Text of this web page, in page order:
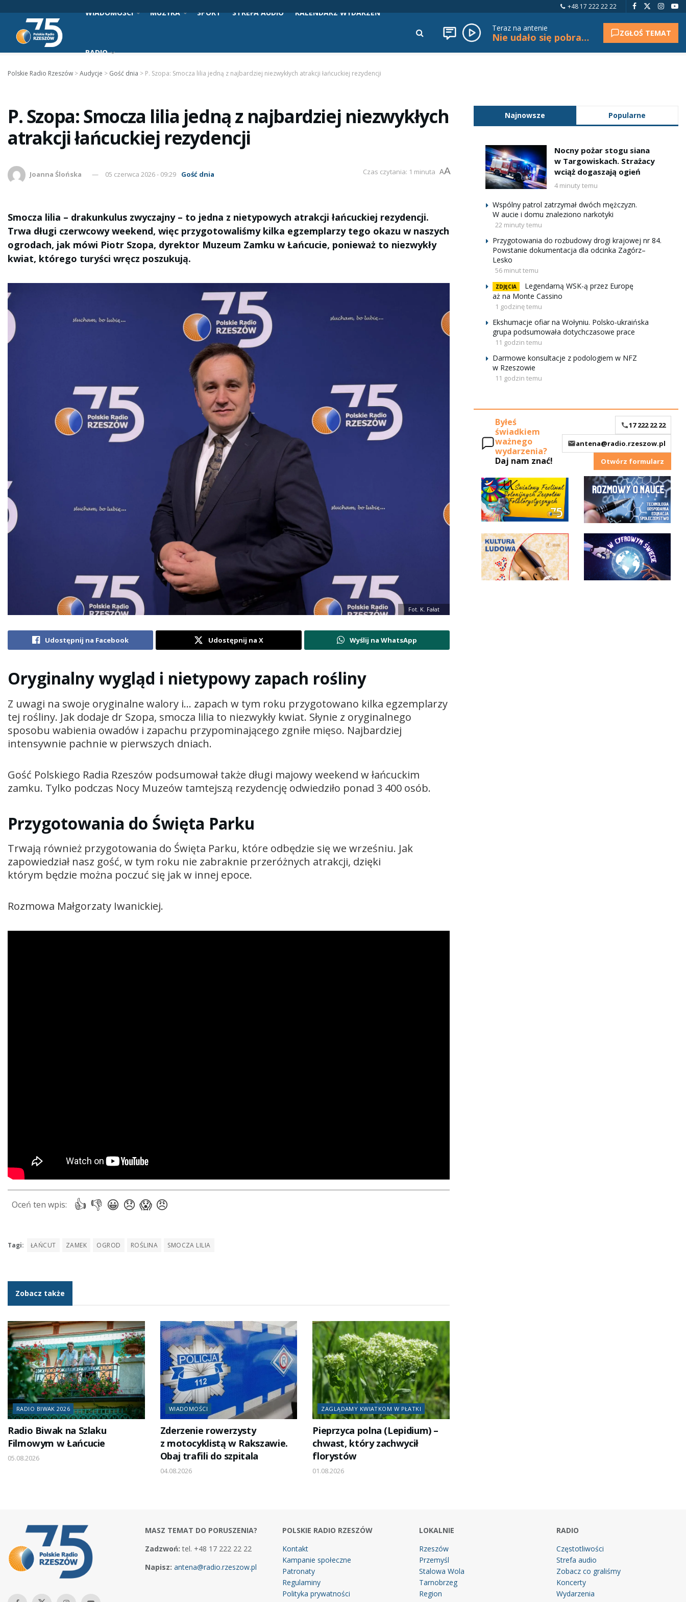
+48 17 222 22 22
WIADOMOŚCI MUZYKA SPORT STREFA AUDIO KALENDARZ WYDARZEŃ
RADIO
Teraz na antenie
Nie udało się pobrać tytułu. ZGŁOŚ TEMAT
Polskie Radio Rzeszów >Audycje > Gość dnia > P. Szopa: Smocza lilia jedną z najbardziej niezwykłych atrakcji łańcuckiej rezydencji
P. Szopa: Smocza lilia jedną z najbardziej niezwykłych
atrakcji łańcuckiej rezydencji
Joanna Ślońska 05 czerwca 2026 - 09:29 Gość dnia Czas czytania: 1 minuta AA
Smocza lilia – drakunkulus zwyczajny – to jedna z nietypowych atrakcji łańcuckiej rezydencji.
Trwa długi czerwcowy weekend, więc przygotowaliśmy kilka egzemplarzy tego okazu w naszych
ogrodach, jak mówi Piotr Szopa, dyrektor Muzeum Zamku w Łańcucie, ponieważ to niezwykły
kwiat, którego turyści wręcz poszukują.
Fot. K. Fałat
Udostępnij na Facebook Udostępnij na X Wyślij na WhatsApp
Oryginalny wygląd i nietypowy zapach rośliny
Z uwagi na swoje oryginalne walory i… zapach w tym roku przygotowano kilka egzemplarzy
tej rośliny. Jak dodaje dr Szopa, smocza lilia to niezwykły kwiat. Słynie z oryginalnego
sposobu wabienia owadów i zapachu przypominającego zgniłe mięso. Najbardziej
intensywnie pachnie w pierwszych dniach.
Gość Polskiego Radia Rzeszów podsumował także długi majowy weekend w łańcuckim
zamku. Tylko podczas Nocy Muzeów tamtejszą rezydencję odwiedziło ponad 3 400 osób.
Przygotowania do Święta Parku
Trwają również przygotowania do Święta Parku, które odbędzie się we wrześniu. Jak
zapowiedział nasz gość, w tym roku nie zabraknie przeróżnych atrakcji, dzięki
którym będzie można poczuć się jak w innej epoce.
Rozmowa Małgorzaty Iwanickiej.
Tagi: ŁAŃCUT ZAMEK OGROD ROŚLINA SMOCZA LILIA
Zobacz także
RADIO BIWAK 2026
Radio Biwak na Szlaku
Filmowym w Łańcucie
05.08.2026
WIADOMOŚCI
Zderzenie rowerzysty
z motocyklistą w Rakszawie.
Obaj trafili do szpitala
04.08.2026
ZAGLĄDAMY KWIATKOM W PŁATKI
Pieprzyca polna (Lepidium) –
chwast, który zachwycił
florystów
01.08.2026
Najnowsze Popularne
Nocny pożar stogu siana
w Targowiskach. Strażacy
wciąż dogaszają ogień
4 minuty temu
Wspólny patrol zatrzymał dwóch mężczyzn.
W aucie i domu znaleziono narkotyki
22 minuty temu
Przygotowania do rozbudowy drogi krajowej nr 84.
Powstanie dokumentacja dla odcinka Zagórz–
Lesko
56 minut temu
ZDJĘCIA
Legendarną WSK-ą przez Europę
aż na Monte Cassino
1 godzinę temu
Ekshumacje ofiar na Wołyniu. Polsko-ukraińska
grupa podsumowała dotychczasowe prace
11 godzin temu
Darmowe konsultacje z podologiem w NFZ
w Rzeszowie
11 godzin temu
Byłeś
świadkiem
ważnego
wydarzenia?
Daj nam znać!
17 222 22 22
antena@radio.rzeszow.pl
Otwórz formularz
MASZ TEMAT DO PORUSZENIA?
Zadzwoń: tel. +48 17 222 22 22
Napisz: antena@radio.rzeszow.pl
POLSKIE RADIO RZESZÓW
Kontakt
Kampanie społeczne
Patronaty
Regulaminy
Polityka prywatności
LOKALNIE
Rzeszów
Przemyśl
Stalowa Wola
Tarnobrzeg
Region
RADIO
Częstotliwości
Strefa audio
Zobacz co graliśmy
Koncerty
Wydarzenia